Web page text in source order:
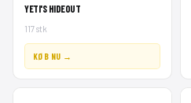
YETI'S HIDEOUT
117 stk
KØB NU →